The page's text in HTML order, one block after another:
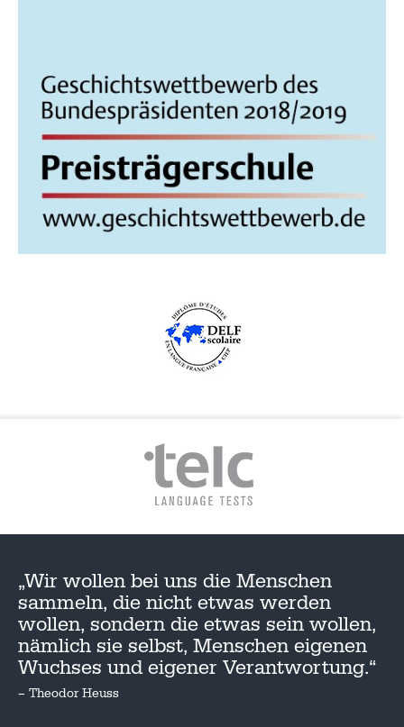
„Wir wollen bei uns die Menschen
sammeln, die nicht etwas werden
wollen, sondern die etwas sein wollen,
nämlich sie selbst, Menschen eigenen
Wuchses und eigener Verantwortung.“
– Theodor Heuss